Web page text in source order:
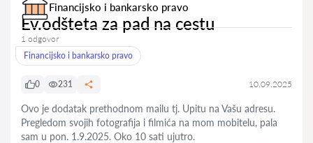
Financijsko i bankarsko pravo
Ev.odšteta za pad na cestu
1 odgovor
Financijsko i bankarsko pravo
0 231 10.09.2025
Ovo je dodatak prethodnom mailu tj. Upitu na Vašu adresu.
Pregledom svojih fotografija i filmića na mom mobitelu, pala
sam u pon. 1.9.2025. Oko 10 sati ujutro.